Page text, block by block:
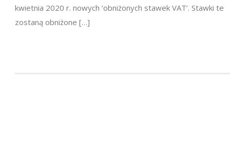
kwietnia 2020 r. nowych ‘obniżonych stawek VAT’. Stawki te
zostaną obniżone […]